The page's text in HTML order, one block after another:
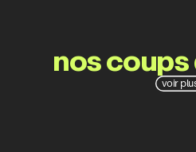
voir
nos